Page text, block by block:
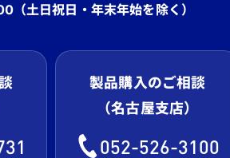
（土日祝日・年末年始を除く）
製品購入のご相談
（名古屋支店）
052-526-3100